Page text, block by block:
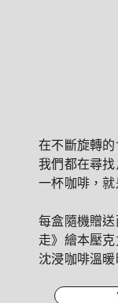
在不斷旋轉的
我們都在尋找
一杯咖啡，就
每盒隨機贈送
走》繪本壓
沈浸咖啡溫